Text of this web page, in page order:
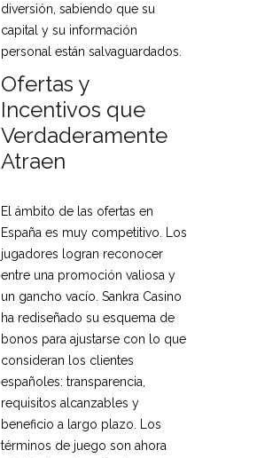
diversión, sabiendo que su
capital y su información
personal están salvaguardados.
Ofertas y
Incentivos que
Verdaderamente
Atraen
El ámbito de las ofertas en
España es muy competitivo. Los
jugadores logran reconocer
entre una promoción valiosa y
un gancho vacío. Sankra Casino
ha rediseñado su esquema de
bonos para ajustarse con lo que
consideran los clientes
españoles: transparencia,
requisitos alcanzables y
beneficio a largo plazo. Los
términos de juego son ahora